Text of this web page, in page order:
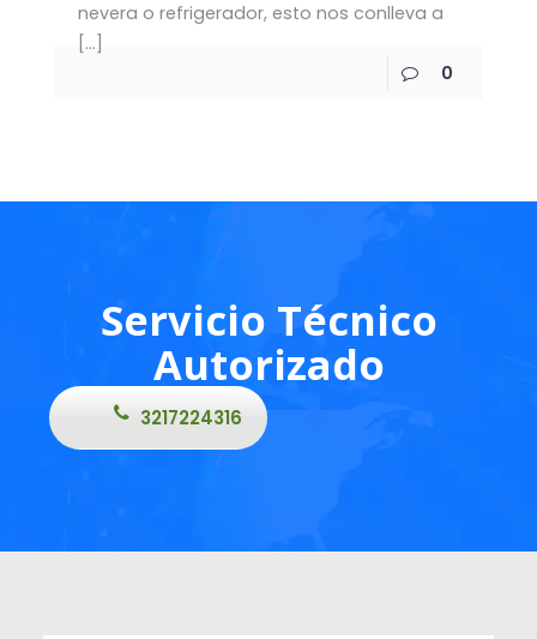
nevera o refrigerador, esto nos conlleva a
[…]
0
Servicio Técnico
Autorizado
3217224316